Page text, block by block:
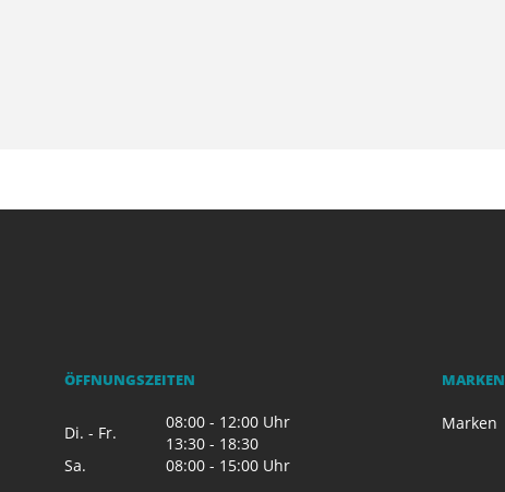
ÖFFNUNGSZEITEN
Di. - Fr.
08:00 - 12:00 Uhr
13:30 - 18:30
Sa.
08:00 - 15:00 Uhr
MARKEN
Marken